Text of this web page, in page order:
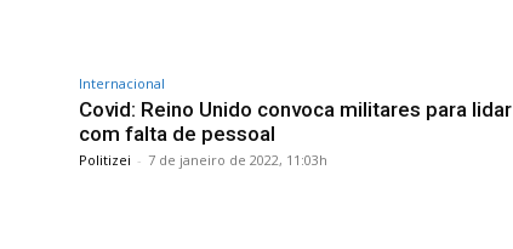
Internacional
Covid: Reino Unido convoca militares para lidar
com falta de pessoal
Politizei - 7 de janeiro de 2022, 11:03h